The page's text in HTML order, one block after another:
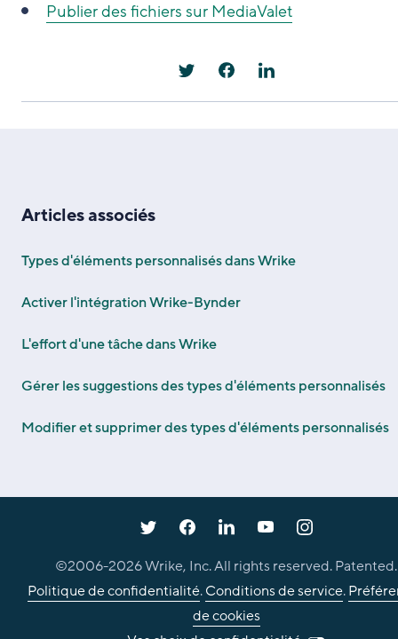
Publier des fichiers sur MediaValet
Articles associés
Types d'éléments personnalisés dans Wrike
Activer l'intégration Wrike-Bynder
L'effort d'une tâche dans Wrike
Gérer les suggestions des types d'éléments personnalisés
Modifier et supprimer des types d'éléments personnalisés
©2006-2026Wrike, Inc. All rights reserved. Patented.
Politique de confidentialité.Conditions de service.
de cookies